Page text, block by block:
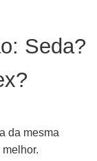
Seda?
da mesma